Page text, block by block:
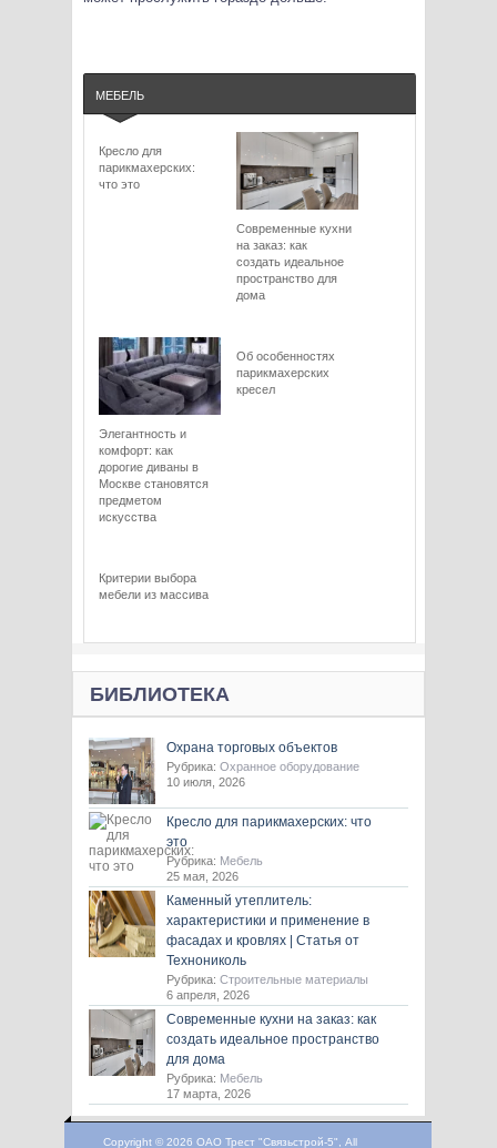
МЕБЕЛЬ
Кресло для
парикмахерских:
что это
Современные кухни
на заказ: как
создать идеальное
пространство для
дома
Элегантность и
комфорт: как
дорогие диваны в
Москве становятся
предметом
искусства
Об особенностях
парикмахерских
кресел
Критерии выбора
мебели из массива
БИБЛИОТЕКА
Охрана торговых объектов
Рубрика: Охранное оборудование
10 июля, 2026
Кресло для парикмахерских: что
это
Рубрика: Мебель
25 мая, 2026
Каменный утеплитель:
характеристики и применение в
фасадах и кровлях | Статья от
Технониколь
Рубрика: Строительные материалы
6 апреля, 2026
Современные кухни на заказ: как
создать идеальное пространство
для дома
Рубрика: Мебель
17 марта, 2026
Copyright © 2026 ОАО Трест "Связьстрой-5", All